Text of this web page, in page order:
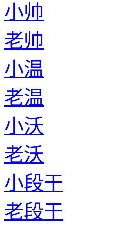
小帅
老帅
小温
老温
小沃
老沃
小段干
老段干